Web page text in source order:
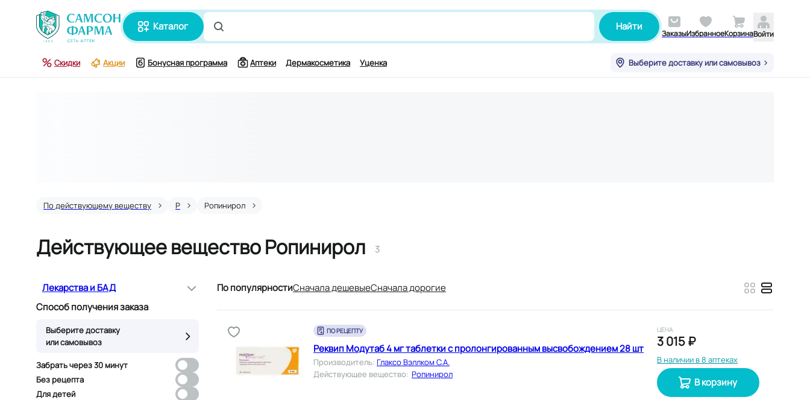
каталог
Поиск по лекарству и симптомам, например,для работы мозга
Найти
ЗаказыИзбранноеКорзинаВойти
Скидки Акции Бонусная программа Аптеки Дермакосметика Уценка Выберите доставку или самовывоз
По действующему веществу Р Ропинирол
Действующее вещество Ропинирол 3
Лекарства и БАД
Способ получения заказа
Выберите доставку
или самовывоз
Забрать через 30 минут
Без рецепта
Для детей
По популярностиCначала дешевыеCначала дорогие
ПО РЕЦЕПТУ
Реквип Модутаб 4 мг таблетки с пролонгированным высвобождением 28 шт
Производитель: Глаксо Вэллком С.А.
Действующее вещество: Ропинирол
ЦЕНА
3 015 ₽
В наличии в 8 аптеках
В корзину